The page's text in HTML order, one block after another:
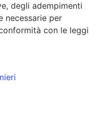
degli adempimenti
necessarie per
con le leggi